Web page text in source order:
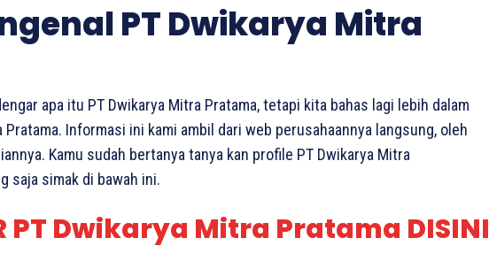
PT Dwikarya Mitra
apa itu PT Dwikarya Mitra Pratama, tetapi kita bahas lagi lebih dalam
Pratama. Informasi ini kami ambil dari web perusahaannya langsung, oleh
Kamu sudah bertanya tanya kan profile PT Dwikarya Mitra
saja simak di bawah ini.
PT Dwikarya Mitra Pratama DISINI